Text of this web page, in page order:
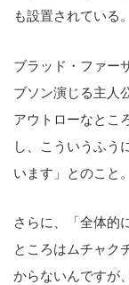
も設置されている。
ブラッド・ファー
ブソン演じる主人
アウトローなとこ
し、こういうふう
います」とのこと。
さらに、「全体的
ところはムチャク
からないんですが